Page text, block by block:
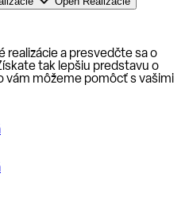
realizácie a presvedčte sa o
tak lepšiu predstavu o
vám môžeme pomôcť s vašimi